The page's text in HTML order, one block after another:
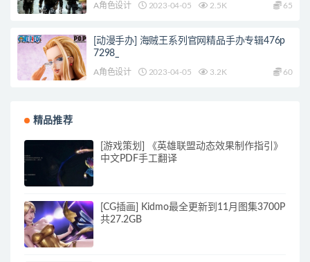
A角色设计 2023-04-05 2.5K 65
[动漫手办] 海贼王系列官网精品手办专辑476p
7298_
A角色设计 2023-04-05 3.2K 60
精品推荐
[游戏策划] 《英雄联盟动态效果制作指引》
中文PDF手工翻译
[CG插画] Kidmo最全更新到11月图集3700P
共27.2GB